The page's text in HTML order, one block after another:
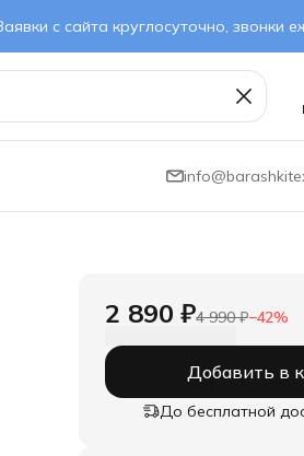
с сайта круглосуточно, звонки
2 890 ₽4 990 ₽−42%
Добавить в
До бесплатной